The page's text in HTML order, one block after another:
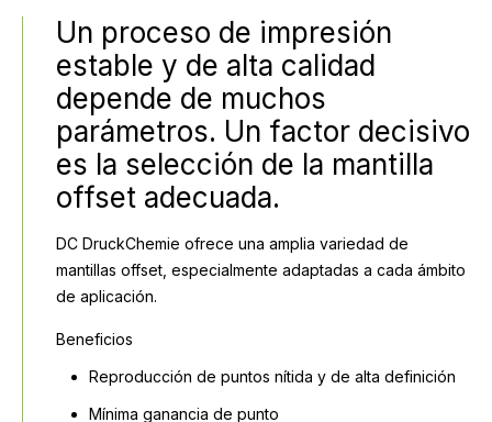
Un proceso de impresión
estable y de alta calidad
depende de muchos
parámetros. Un factor decisivo
es la selección de la mantilla
offset adecuada.
DC DruckChemie ofrece una amplia variedad de
mantillas offset, especialmente adaptadas a cada ámbito
de aplicación.
Beneficios
Reproducción de puntos nítida y de alta definición
Mínima ganancia de punto